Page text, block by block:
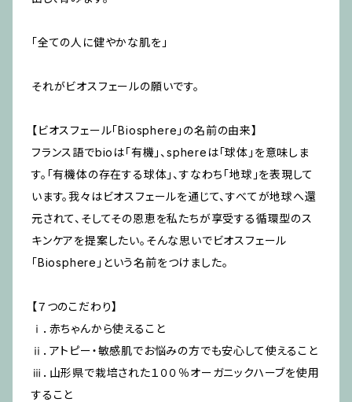
「全ての人に健やかな肌を」
それがビオスフェールの願いです。
【ビオスフェール「Biosphere」の名前の由来】
フランス語でbioは「有機」、sphereは「球体」を意味しま
す。「有機体の存在する球体」、すなわち「地球」を表現して
います。我々はビオスフェールを通じて、すべてが地球へ還
元されて、そしてその恩恵を私たちが享受する循環型のス
キンケアを提案したい。そんな思いでビオスフェール
「Biosphere」という名前をつけました。
【７つのこだわり】
ⅰ．赤ちゃんから使えること
ⅱ．アトピー・敏感肌でお悩みの方でも安心して使えること
ⅲ．山形県で栽培された１００％オーガニックハーブを使用
すること